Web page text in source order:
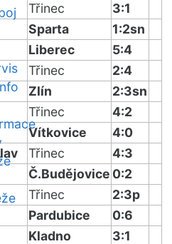
Třinec
3:1
Sparta
1:2sn
Liberec
5:4
Třinec
2:4
Zlín
2:3sn
Třinec
4:2
Vítkovice
4:0
Třinec
4:3
Č.Budějovice 0:2
Třinec
2:3p
Pardubice
0:6
Kladno
3:1